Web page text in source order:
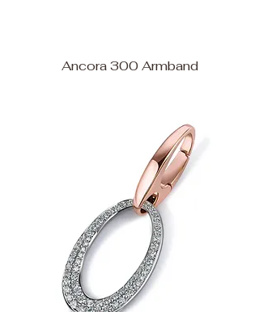
Ancora 300 Armband